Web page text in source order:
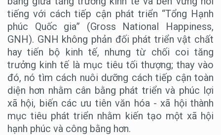
tiếng với cách tiếp cận phát triển “Tổng Hạnh
phúc Quốc gia” (Gross National Happiness,
GNH). GNH không phản đối phát triển vật chất
hay tiến bộ kinh tế, nhưng từ chối coi tăng
trưởng kinh tế là mục tiêu tối thượng; thay vào
đó, nó tìm cách nuôi dưỡng cách tiếp cận toàn
diện hơn nhằm cân bằng phát triển và phúc lợi
xã hội, biến các ưu tiên văn hóa - xã hội thành
mục tiêu phát triển nhằm kiến tạo một xã hội
hạnh phúc và công bằng hơn.